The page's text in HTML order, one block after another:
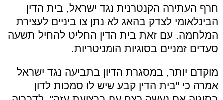
חרף העתירה הקנטרנית נגד ישראל, בית הדין
הבינלאומי לצדק בהאג לא נתן צו ביניים לעצירת
המלחמה. עם זאת בית הדין החליט להחיל תשעה
סעדים זמניים בסוגיות הומניטריות.
מוקדם יותר, במסגרת הדיון בתביעה נגד ישראל
אמרה כי "בית הדין קבע שיש לו סמכות לדון